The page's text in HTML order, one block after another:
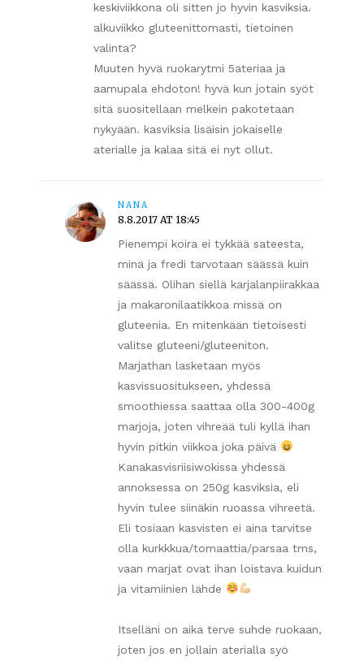
keskiviikkona oli sitten jo hyvin kasviksia.
alkuviikko gluteenittomasti, tietoinen
valinta?
Muuten hyvä ruokarytmi 5ateriaa ja
aamupala ehdoton! hyvä kun jotain syöt
sitä suositellaan melkein pakotetaan
nykyään. kasviksia lisäisin jokaiselle
aterialle ja kalaa sitä ei nyt ollut.
NANA
8.8.2017 AT 18:45
Pienempi koira ei tykkää sateesta,
minä ja fredi tarvotaan säässä kuin
säässä. Olihan siellä karjalanpiirakkaa
ja makaronilaatikkoa missä on
gluteenia. En mitenkään tietoisesti
valitse gluteeni/gluteeniton.
Marjathan lasketaan myös
kasvissuositukseen, yhdessä
smoothiessa saattaa olla 300-400g
marjoja, joten vihreää tuli kyllä ihan
hyvin pitkin viikkoa joka päivä
Kanakasvisriisiwokissa yhdessä
annoksessa on 250g kasviksia, eli
hyvin tulee siinäkin ruoassa vihreetä.
Eli tosiaan kasvisten ei aina tarvitse
olla kurkkkua/tomaattia/parsaa tms,
vaan marjat ovat ihan loistava kuidun
ja vitamiinien lähde
Itselläni on aika terve suhde ruokaan,
joten jos en jollain aterialla syö